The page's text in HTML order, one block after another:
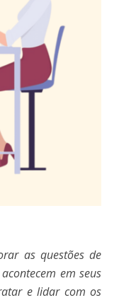
as questões de
em seus
e lidar com os